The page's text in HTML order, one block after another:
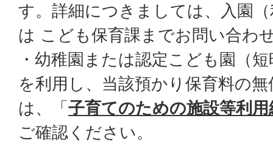
す。詳細につきましては、入園
は こども保育課までお問い合わ
・幼稚園または認定こども園（
を利用し、当該預かり保育料の
は、「子育てのための施設等利
ご確認ください。